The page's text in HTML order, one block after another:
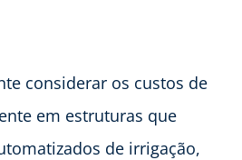
considerar os custos de
em estruturas que
de irrigação,